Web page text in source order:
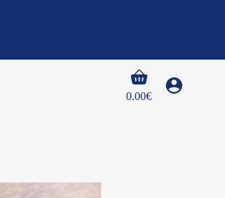
Panier
d’achat
0.00€